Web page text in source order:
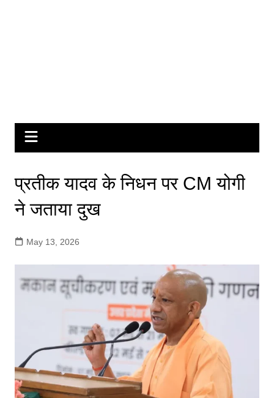
प्रतीक यादव के निधन पर CM योगी
ने जताया दुख
May 13, 2026